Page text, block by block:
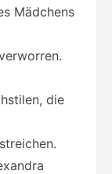
Mädchens
die